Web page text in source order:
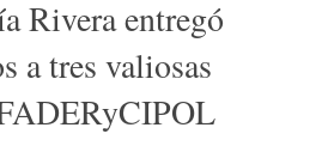
Rivera entregó
a tres valiosas